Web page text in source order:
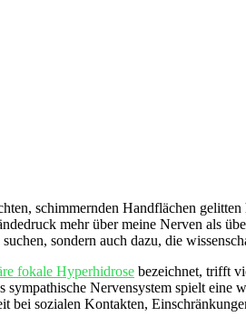
schimmernden Handflächen
mehr über meine Nerven als
sondern auch dazu, die
fokale Hyperhidrose bezeichnet, trifft
sympathische Nervensystem spielt
bei sozialen Kontakten,